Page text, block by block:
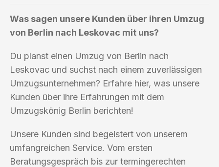
Was sagen unsere Kunden über ihren Umzug
von Berlin nach Leskovac mit uns?
Du planst einen Umzug von Berlin nach
Leskovac und suchst nach einem zuverlässigen
Umzugsunternehmen? Erfahre hier, was unsere
Kunden über ihre Erfahrungen mit dem
Umzugskönig Berlin berichten!
Unsere Kunden sind begeistert von unserem
umfangreichen Service. Vom ersten
Beratungsgespräch bis zur termingerechten